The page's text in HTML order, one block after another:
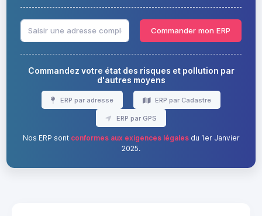
Commander mon ERP
Commandez votre état des risques et pollution par
d'autres moyens
ERP par adresse ERP par Cadastre
ERP par GPS
Nos ERP sont conformes aux exigences légalesdu 1er Janvier
2025.